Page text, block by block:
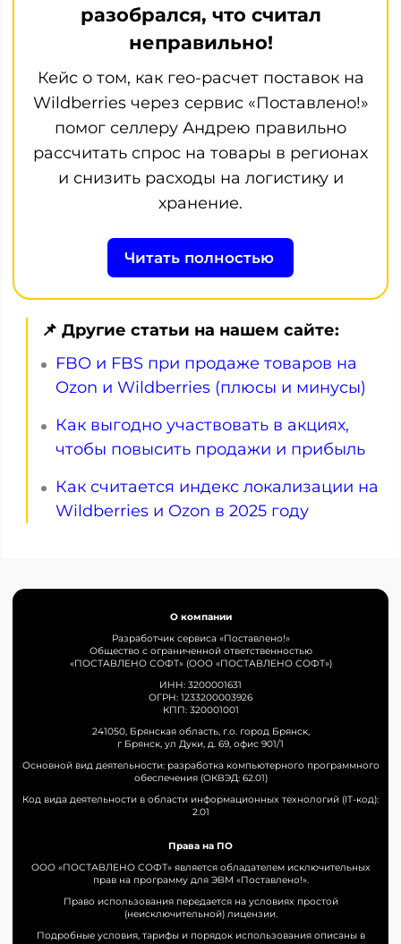
разобрался, что считал
неправильно!
Кейс о том, как гео-расчет поставок на
Wildberries через сервис «Поставлено!»
помог селлеру Андрею правильно
рассчитать спрос на товары в регионах
и снизить расходы на логистику и
хранение.
Читать полностью
📌 Другие статьи на нашем сайте:
FBO и FBS при продаже товаров на
Ozon и Wildberries (плюсы и минусы)
Как выгодно участвовать в акциях,
чтобы повысить продажи и прибыль
Как считается индекс локализации на
Wildberries и Ozon в 2025 году
О компании
Разработчик сервиса «Поставлено!»
Общество с ограниченной ответственностью
«ПОСТАВЛЕНО СОФТ» (ООО «ПОСТАВЛЕНО СОФТ»)
ИНН: 3200001631
ОГРН: 1233200003926
КПП: 320001001
241050, Брянская область, г.о. город Брянск,
г Брянск, ул Дуки, д. 69, офис 901/1
Основной вид деятельности: разработка компьютерного программного
обеспечения (ОКВЭД: 62.01)
Код вида деятельности в области информационных технологий (IT-код):
2.01
Права на ПО
ООО «ПОСТАВЛЕНО СОФТ» является обладателем исключительных
прав на программу для ЭВМ «Поставлено!».
Право использования передается на условиях простой
(неисключительной) лицензии.
Подробные условия, тарифы и порядок использования описаны в